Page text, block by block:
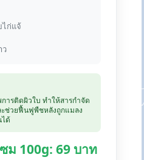
ไก่แจ้
ว
ารติดผิวใบ ทำให้สารกำจัด
ช่วยฟื้นฟูพืชหลังถูกแมลง
ด้
ม 100g: 69 บาท